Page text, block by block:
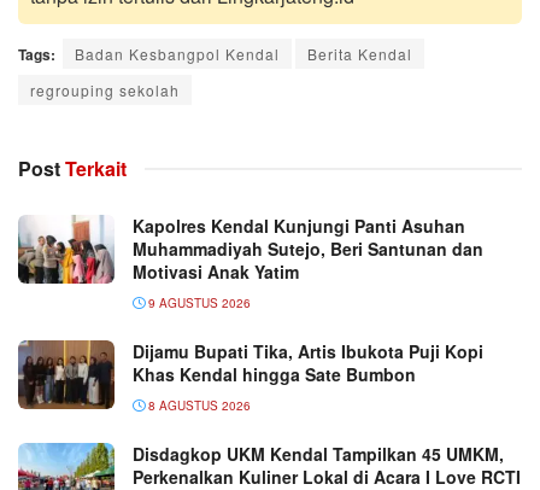
Tags: Badan Kesbangpol Kendal
Berita Kendal
regrouping sekolah
PostTerkait
Kapolres Kendal Kunjungi Panti Asuhan
Muhammadiyah Sutejo, Beri Santunan dan
Motivasi Anak Yatim
9 AGUSTUS 2026
Dijamu Bupati Tika, Artis Ibukota Puji Kopi
Khas Kendal hingga Sate Bumbon
8 AGUSTUS 2026
Disdagkop UKM Kendal Tampilkan 45 UMKM,
Perkenalkan Kuliner Lokal di Acara I Love RCTI